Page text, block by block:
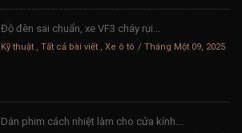
Độ đèn sai chuẩn, xe VF3 cháy rụi...
Kỹ thuật , Tất cả bài viết , Xe ô tô Tháng Một 09, 2025
Dán phim cách nhiệt làm cho cửa kính...